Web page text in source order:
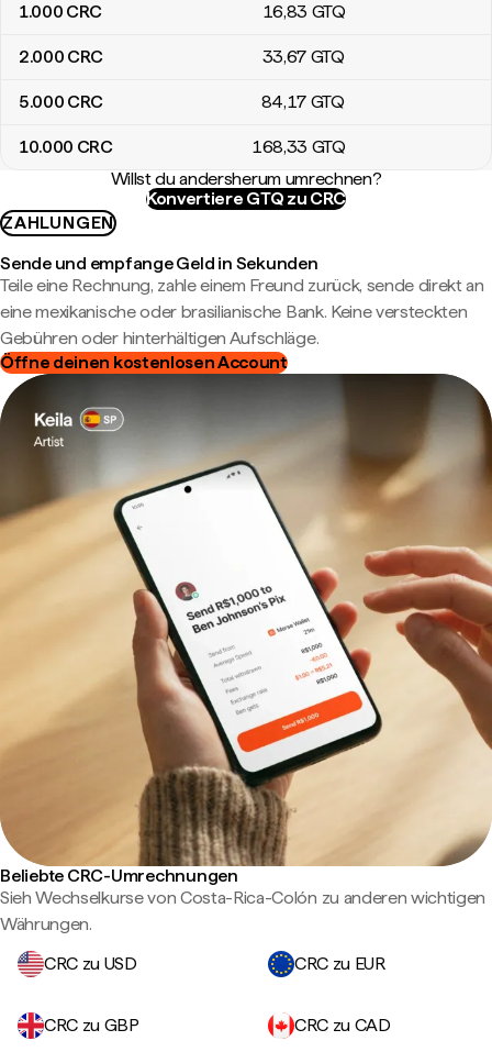
1.000 CRC 16,83 GTQ
2.000 CRC 33,67 GTQ
5.000 CRC 84,17 GTQ
10.000 CRC 168,33 GTQ
Willst du andersherum umrechnen?
Konvertiere GTQ zu CRC
ZAHLUNGEN
Sende und empfange Geld in Sekunden
Teile eine Rechnung, zahle einem Freund zurück, sende direkt an
eine mexikanische oder brasilianische Bank. Keine versteckten
Gebühren oder hinterhältigen Aufschläge.
Öffne deinen kostenlosen Account
Beliebte CRC-Umrechnungen
Sieh Wechselkurse von Costa-Rica-Colón zu anderen wichtigen
Währungen.
CRC zu USD
CRC zu EUR
CRC zu GBP CRC zu CAD